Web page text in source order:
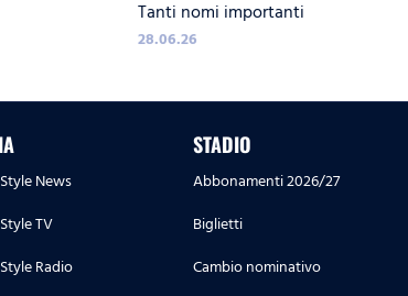
Tanti nomi importanti
28.06.26
News
TV
Radio
STADIO
Abbonamenti 2026/27
Biglietti
Cambio nominativo